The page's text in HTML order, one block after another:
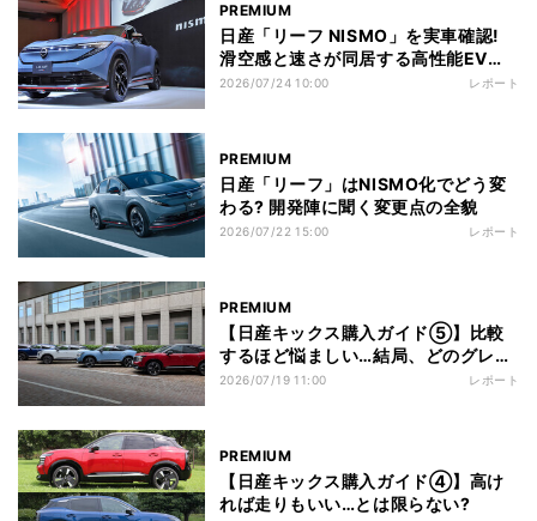
PREMIUM
日産「リーフ NISMO」を実車確認!
滑空感と速さが同居する高性能EVの
全貌
2026/07/24 10:00 レポート
PREMIUM
日産「リーフ」はNISMO化でどう変
わる? 開発陣に聞く変更点の全貌
2026/07/22 15:00 レポート
PREMIUM
【日産キックス購入ガイド⑤】比較
するほど悩ましい…結局、どのグレー
ドを選ぶべき?
2026/07/19 11:00 レポート
PREMIUM
【日産キックス購入ガイド④】高け
れば走りもいい…とは限らない?